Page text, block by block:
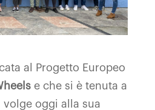
al Progetto Europeo
e che si è tenuta a
volge oggi alla sua